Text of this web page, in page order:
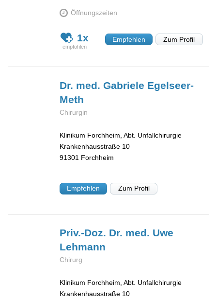
Öffnungszeiten
1x Empfehlen Zum Profil
Dr. med. Gabriele Egelseer-
Meth
Chirurgin
Klinikum Forchheim, Abt. Unfallchirurgie
Krankenhausstraße 10
91301 Forchheim
Empfehlen Zum Profil
Priv.-Doz. Dr. med. Uwe
Lehmann
Chirurg
Klinikum Forchheim, Abt. Unfallchirurgie
Krankenhausstraße 10